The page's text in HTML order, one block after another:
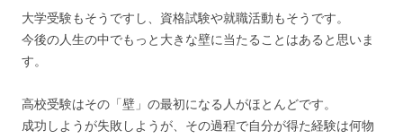
大学受験もそうですし、資格試験や就職活動もそうです。
今後の人生の中でもっと大きな壁に当たることはあると思いま
す。
高校受験はその「壁」の最初になる人がほとんどです。
成功しようが失敗しようが、その過程で自分が得た経験は何物